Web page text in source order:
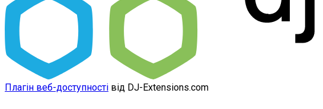
Плагін веб-доступності від DJ-Extensions.com